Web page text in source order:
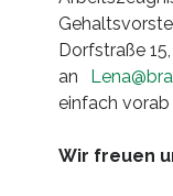
Dorfstraße
an
einfach vorab
Wir freuen